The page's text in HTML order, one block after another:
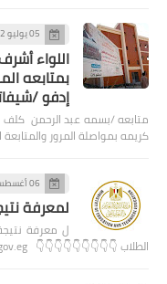
05 يوليو 2022
اللواء
بمتابعه
إدفو /
متابعه /بسمه عبد الرحمن كلف
كريمه بمواصلة المرور والمتابعة
06 أغسطس 2022
لمعرفة نتيجة
الطلاب 👇👇👇👇👇👇👇👇👇 https://g12.emis.gov.eg/ وال…